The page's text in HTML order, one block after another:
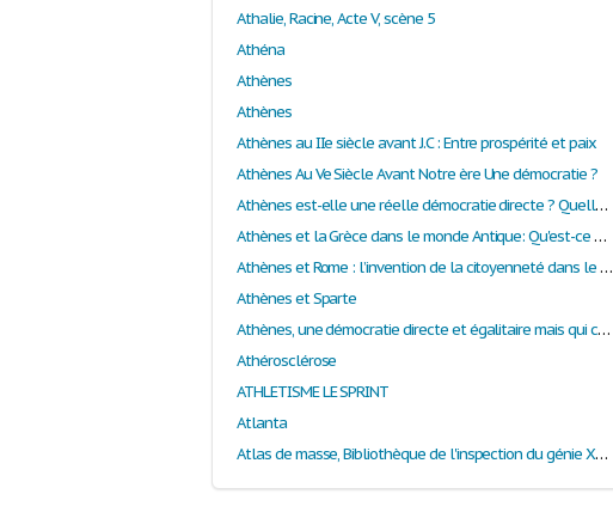
Athalie, Racine, Acte V, scène 5
Athéna
Athènes
Athènes
Athènes au IIe siècle avant J.C : Entre prospérité et paix
Athènes Au Ve Siècle Avant Notre ère Une démocratie ?
Athènes est-elle une réelle démocratie directe ? Quelles sont ses forces et ses limites alors ?
Athènes et la Grèce dans le monde Antique: Qu'est-ce qu'une cité?
Athènes et Rome : l’invention de la citoyenneté dans le monde antique
Athènes et Sparte
Athènes, une démocratie directe et égalitaire mais qui connait des limites
Athérosclérose
ATHLETISME LE SPRINT
Atlanta
Atlas de masse, Bibliothèque de l'inspection du génie XVIIe